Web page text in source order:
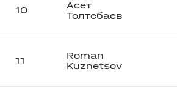
10
Асет
Толтебаев
11
Roman
Kuznetsov